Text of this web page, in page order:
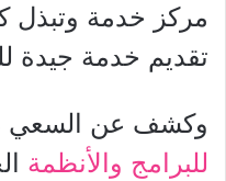
مركز خدمة وتبذل
تقديم خدمة جيدة
وكشف عن السعي
للبرامج والأنظمة